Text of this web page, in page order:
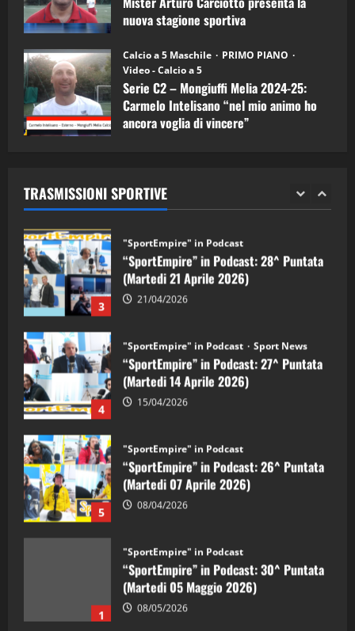
nuova stagione sportiva
Calcio a 5 Maschile
PRIMO PIANO
Video - Calcio a 5
Serie C2 – Mongiuffi Melia 2024-25:
Carmelo Intelisano “nel mio animo ho
ancora voglia di vincere”
TRASMISSIONI SPORTIVE
1
“SportEmpire” in Podcast: 30^ Puntata
(Martedi 05 Maggio 2026)
08/05/2026
2 28/04/2026
3
"SportEmpire" in Podcast
“SportEmpire” in Podcast: 28^ Puntata
(Martedi 21 Aprile 2026)
21/04/2026
4
"SportEmpire" in Podcast Sport News
“SportEmpire” in Podcast: 27^ Puntata
(Martedi 14 Aprile 2026)
15/04/2026
5
"SportEmpire" in Podcast
“SportEmpire” in Podcast: 26^ Puntata
(Martedi 07 Aprile 2026)
08/04/2026
1
"SportEmpire" in Podcast
“SportEmpire” in Podcast: 30^ Puntata
(Martedi 05 Maggio 2026)
08/05/2026